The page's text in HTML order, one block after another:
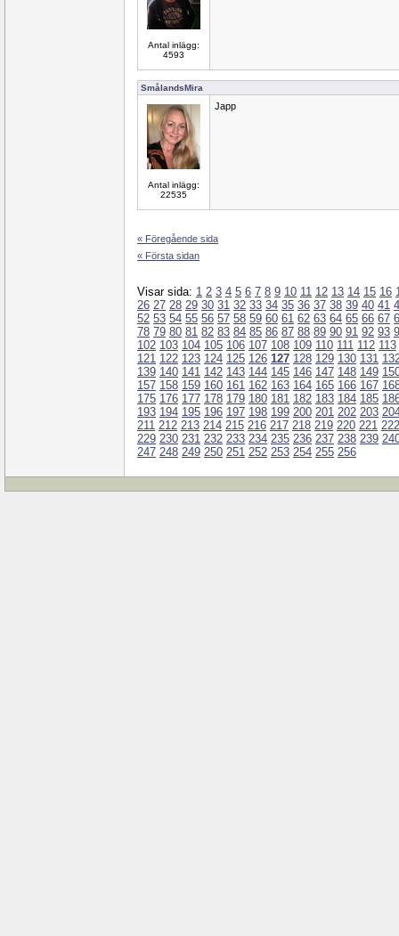
Antal inlägg:
4593
SmålandsMira
Antal inlägg:
22535
Japp
« Föregående sida
« Första sidan
Visar sida: 1 2 3 4 5 6 7 8 9 10 11 12 13 14 15 16
26 27 28 29 30 31 32 33 34 35 36 37 38 39 40 41
52 53 54 55 56 57 58 59 60 61 62 63 64 65 66 67
78 79 80 81 82 83 84 85 86 87 88 89 90 91 92 93
102 103 104 105 106 107 108 109 110 111 112 113
121 122 123 124 125 126 127 128 129 130 131
139 140 141 142 143 144 145 146 147 148 149
157 158 159 160 161 162 163 164 165 166 167
175 176 177 178 179 180 181 182 183 184 185
193 194 195 196 197 198 199 200 201 202 203
211 212 213 214 215 216 217 218 219 220 221 222
229 230 231 232 233 234 235 236 237 238 239
247 248 249 250 251 252 253 254 255 256